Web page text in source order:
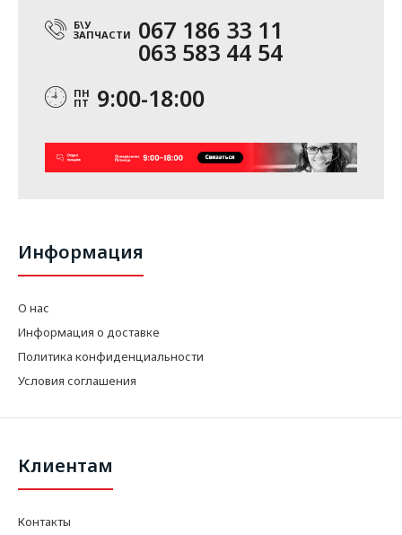
Б\У
ЗАПЧАСТИ 067 186 33 11
063 583 44 54
ПН
ПТ 9:00-18:00
Информация
О нас
Информация о доставке
Политика конфиденциальности
Условия соглашения
Клиентам
Контакты